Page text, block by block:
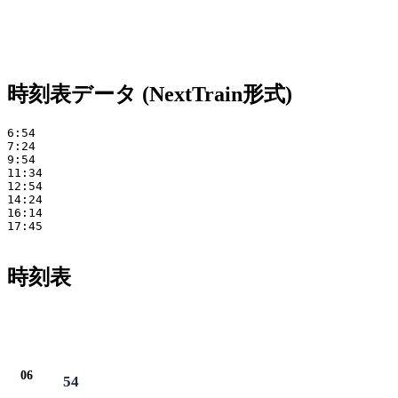
時刻表データ (NextTrain形式)
6:54
7:24
9:54
11:34
12:54
14:24
16:14
17:45
時刻表
06 54